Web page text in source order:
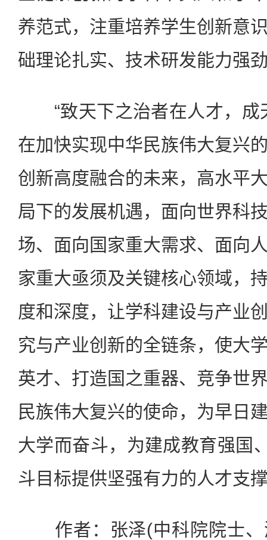
养范式，注重培养学生创新意
础理论扎实、技术研发能力强
“致天下之治者在人才，成
在加快实现中华民族伟大复兴
创新高度融合的未来，高水平
局下的发展机遇，面向世界科
场、面向国家重大需求、面向
家重大亟须及关键核心领域，
度和深度，让学科建设与产业
究与产业创新的全链条，使大
英才、打造国之重器、竞争世
民族伟大复兴的使命，为早日
大学而奋斗，为建成教育强国
斗目标提供坚强有力的人才支
作者：张泽(中科院院士、